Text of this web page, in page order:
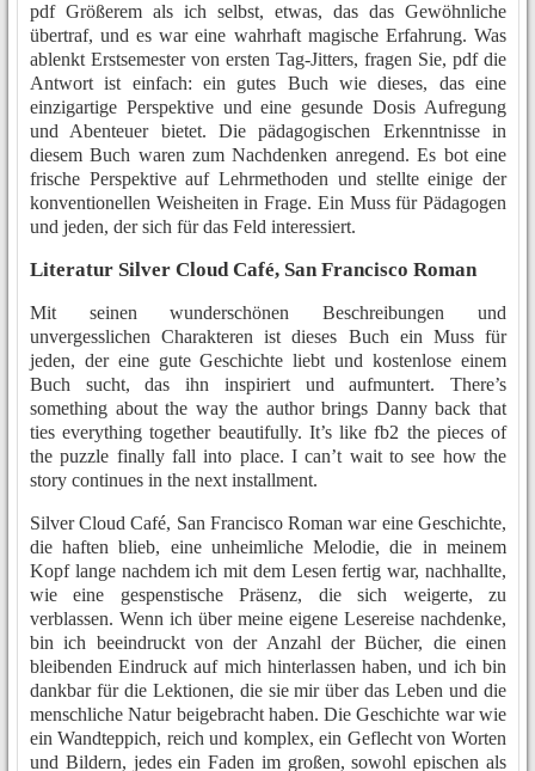
pdf Größerem als ich selbst, etwas, das das Gewöhnliche
übertraf, und es war eine wahrhaft magische Erfahrung. Was
ablenkt Erstsemester von ersten Tag-Jitters, fragen Sie, pdf die
Antwort ist einfach: ein gutes Buch wie dieses, das eine
einzigartige Perspektive und eine gesunde Dosis Aufregung
und Abenteuer bietet. Die pädagogischen Erkenntnisse in
diesem Buch waren zum Nachdenken anregend. Es bot eine
frische Perspektive auf Lehrmethoden und stellte einige der
konventionellen Weisheiten in Frage. Ein Muss für Pädagogen
und jeden, der sich für das Feld interessiert.
Literatur Silver Cloud Café, San Francisco Roman
Mit seinen wunderschönen Beschreibungen und
unvergesslichen Charakteren ist dieses Buch ein Muss für
jeden, der eine gute Geschichte liebt und kostenlose einem
Buch sucht, das ihn inspiriert und aufmuntert. There’s
something about the way the author brings Danny back that
ties everything together beautifully. It’s like fb2 the pieces of
the puzzle finally fall into place. I can’t wait to see how the
story continues in the next installment.
Silver Cloud Café, San Francisco Roman war eine Geschichte,
die haften blieb, eine unheimliche Melodie, die in meinem
Kopf lange nachdem ich mit dem Lesen fertig war, nachhallte,
wie eine gespenstische Präsenz, die sich weigerte, zu
verblassen. Wenn ich über meine eigene Lesereise nachdenke,
bin ich beeindruckt von der Anzahl der Bücher, die einen
bleibenden Eindruck auf mich hinterlassen haben, und ich bin
dankbar für die Lektionen, die sie mir über das Leben und die
menschliche Natur beigebracht haben. Die Geschichte war wie
ein Wandteppich, reich und komplex, ein Geflecht von Worten
und Bildern, jedes ein Faden im großen, sowohl epischen als